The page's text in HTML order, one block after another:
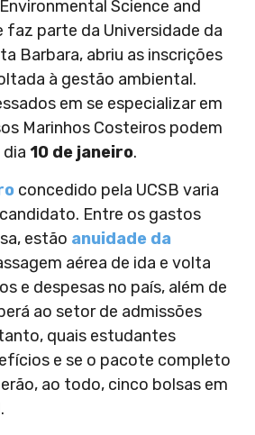
Science and
faz parte da Universidade da
Barbara, abriu as inscrições
à gestão ambiental.
em se especializar em
Marinhos Costeiros podem
10 de janeiro.
concedido pela UCSB varia
Entre os gastos
estão anuidade da
aérea de ida e volta
e despesas no país, além de
ao setor de admissões
quais estudantes
e se o pacote completo
ao todo, cinco bolsas em